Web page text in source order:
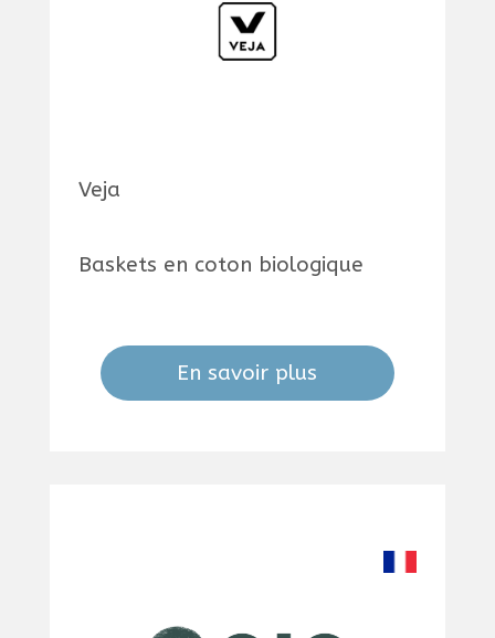
Veja
Baskets en coton biologique
En savoir plus